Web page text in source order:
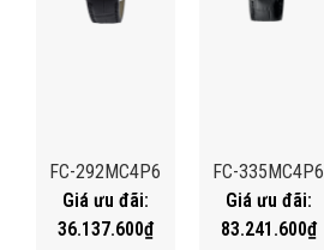
FC-292MC4P6
36.137.600₫
FC-335MC4P6
83.241.600₫